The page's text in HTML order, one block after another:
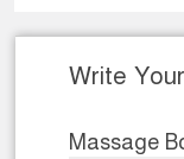
Write
Massage